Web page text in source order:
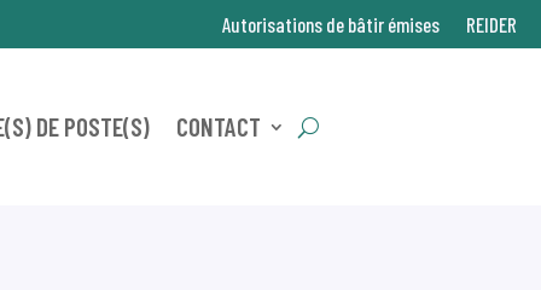
Autorisations de bâtir émises REIDER
DE POSTE(S) CONTACT